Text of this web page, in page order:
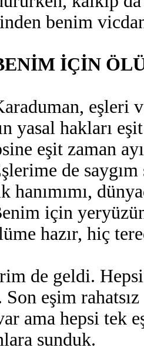
benim
İÇİN
eşleri
yasal hakları
eşit zaman
de saygım
için
hazır, hiç
de geldi.
Son eşim
ama hepsi tek
sunduk.